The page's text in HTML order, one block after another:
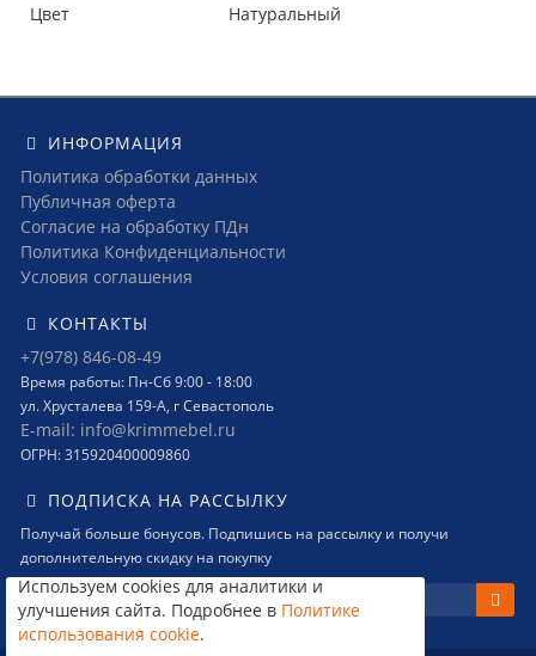
Цвет
Натуральный
Используем cookies для аналитики и
улучшения сайта. Подробнее в Политике
использования cookie.
ИНФОРМАЦИЯ
Политика обработки данных
Публичная оферта
Согласие на обработку ПДн
Политика Конфиденциальности
Условия соглашения
КОНТАКТЫ
+7(978) 846-08-49
Время работы: Пн-Сб 9:00 - 18:00
ул. Хрусталева 159-А, г Севастополь
E-mail: info@krimmebel.ru
ОГРН: 315920400009860
ПОДПИСКА НА РАССЫЛКУ
Получай больше бонусов. Подпишись на рассылку и получи
дополнительную скидку на покупку